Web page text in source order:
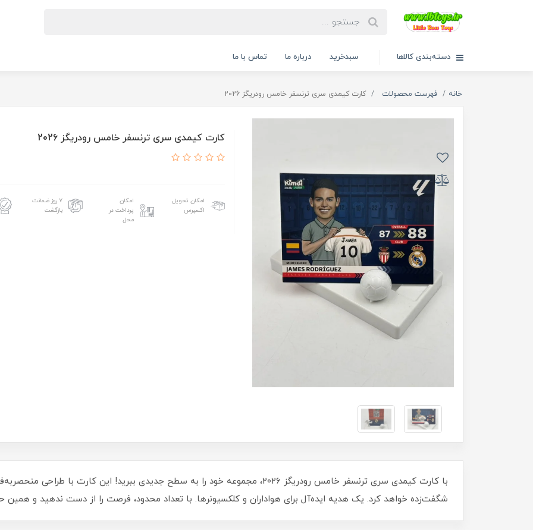
دسته‌بندی کالاها سبدخرید درباره ما تماس با ما
خانه فهرست محصولات کارت کیمدی سری ترنسفر خامس رودریگز 2026
کارت کیمدی سری ترنسفر خامس رودریگز 2026
امکان تحویل
اکسپرس
امکان
پرداخت در
محل
۷ روز ضمانت
بازگشت
با کارت کیمدی سری ترنسفر خامس رودریگز 2026، مجموعه خود را به سطح جدیدی ببرید! این کارت با
شگفت‌زده خواهد کرد. یک هدیه ایده‌آل برای هواداران و کلکسیونرها. با تعداد محدود، فرصت را از دست ندهید و همین